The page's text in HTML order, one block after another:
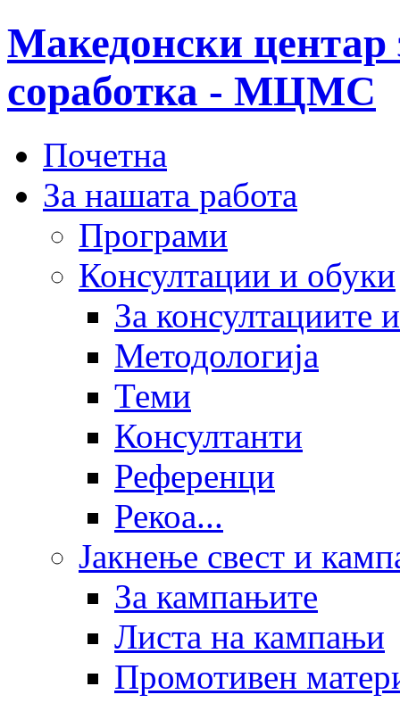
Македонски центар
соработка - МЦМС
Почетна
За нашата работа
Програми
Консултации и обуки
За консултациите
Методологија
Теми
Консултанти
Референци
Рекоа...
Јакнење свест и
За кампањите
Листа на кампањи
Промотивен